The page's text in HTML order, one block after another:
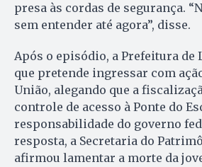
presa às cordas de segurança.
sem entender até agora”, disse.
Após o episódio, a Prefeitura
que pretende ingressar com
União, alegando que a
controle de acesso à Ponte do
responsabilidade do governo
resposta, a Secretaria do
afirmou lamentar a morte da